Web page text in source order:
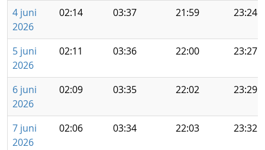
4 juni
2026
02:14 03:37 21:59 23:24
5 juni
2026
02:11 03:36 22:00 23:27
6 juni
2026
02:09 03:35 22:02 23:29
7 juni
2026
02:06 03:34 22:03 23:32